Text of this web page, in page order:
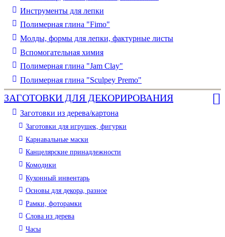
Инструменты для лепки
Полимерная глина "Fimo"
Молды, формы для лепки, фактурные листы
Вспомогательная химия
Полимерная глина "Jam Clay"
Полимерная глина "Sculpey Premo"
ЗАГОТОВКИ ДЛЯ ДЕКОРИРОВАНИЯ
Заготовки из дерева/картона
Заготовки для игрушек, фигурки
Карнавальные маски
Канцелярские принадлежности
Комодики
Кухонный инвентарь
Основы для декора, разное
Рамки, фоторамки
Слова из дерева
Часы